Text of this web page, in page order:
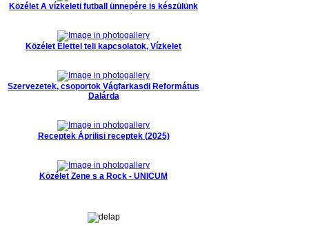
Közélet A vízkeleti futball ünnepére is készülünk
Közélet Élettel teli kapcsolatok, Vízkelet
Szervezetek, csoportok Vágfarkasdi Református
Dalárda
Receptek Áprilisi receptek (2025)
Közélet Zene s a Rock - UNICUM